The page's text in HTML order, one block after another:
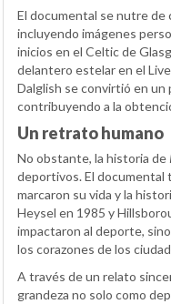
El documental se nutre de
incluyendo imágenes
inicios en el Celtic de
delantero estelar en el
Dalglish se convirtió en un
contribuyendo a la
Un retrato humano
No obstante, la historia de
deportivos. El documental
marcaron su vida y la
Heysel en 1985 y
impactaron al deporte,
los corazones de los
A través de un relato
grandeza no solo como